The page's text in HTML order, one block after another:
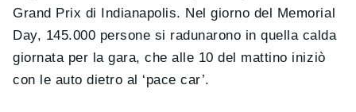
Grand Prix di Indianapolis. Nel giorno del Memorial
Day, 145.000 persone si radunarono in quella calda
giornata per la gara, che alle 10 del mattino iniziò
con le auto dietro al ‘pace car’.